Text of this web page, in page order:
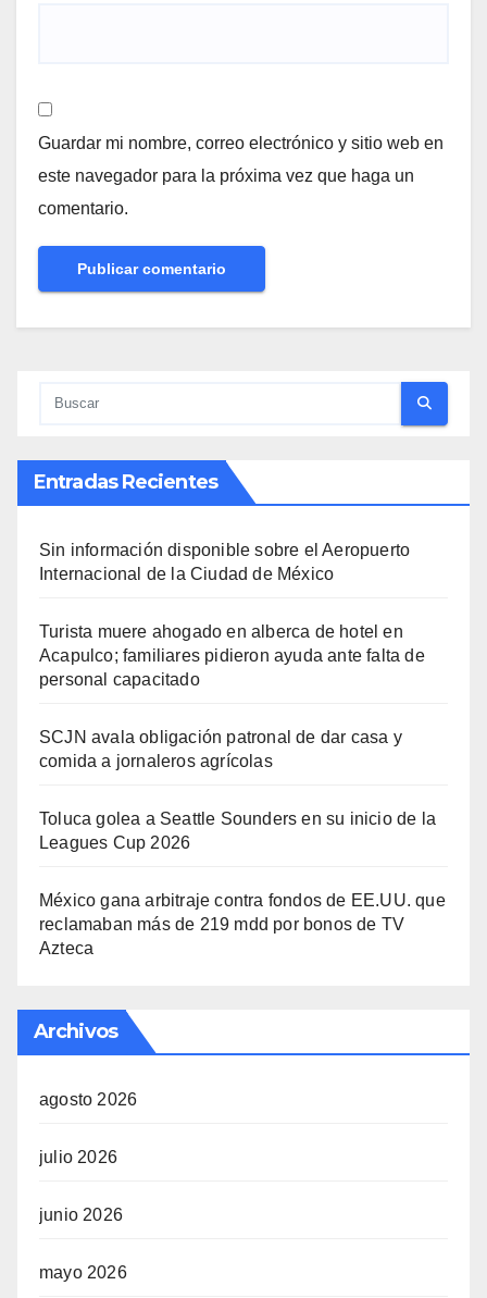
Guardar mi nombre, correo electrónico y sitio web en
este navegador para la próxima vez que haga un
comentario.
Entradas Recientes
Sin información disponible sobre el Aeropuerto
Internacional de la Ciudad de México
Turista muere ahogado en alberca de hotel en
Acapulco; familiares pidieron ayuda ante falta de
personal capacitado
SCJN avala obligación patronal de dar casa y
comida a jornaleros agrícolas
Toluca golea a Seattle Sounders en su inicio de la
Leagues Cup 2026
México gana arbitraje contra fondos de EE.UU. que
reclamaban más de 219 mdd por bonos de TV
Azteca
Archivos
agosto 2026
julio 2026
junio 2026
mayo 2026